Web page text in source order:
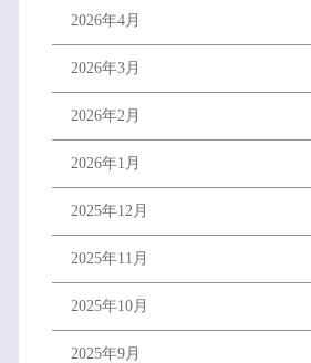
2026年4月
2026年3月
2026年2月
2026年1月
2025年12月
2025年11月
2025年10月
2025年9月